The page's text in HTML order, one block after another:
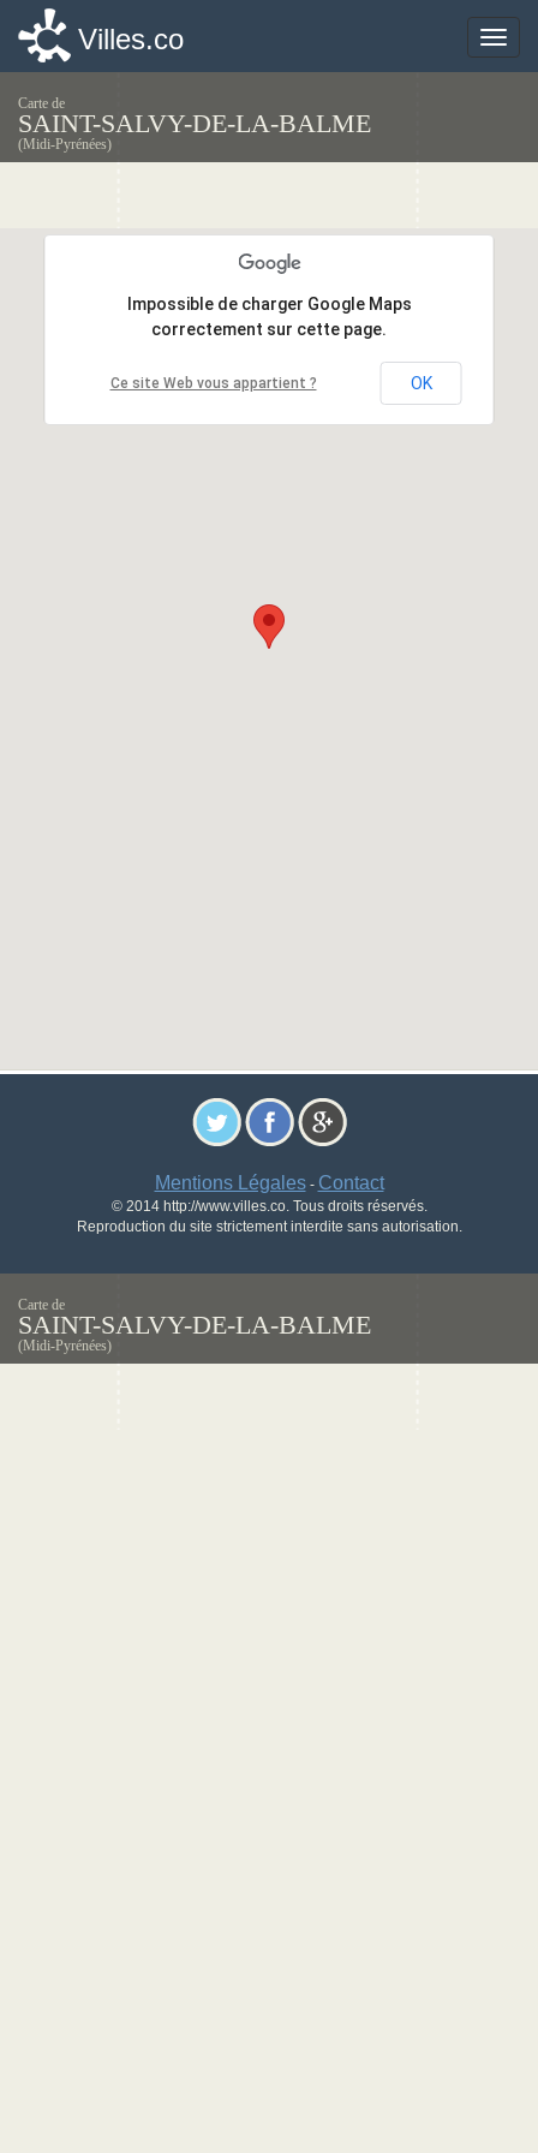
Toggle
Villes.co
Carte de
SAINT-SALVY-DE-LA-BALME
(Midi-Pyrénées)
Impossible de charger Google Maps
correctement sur cette page.
Ce site Web vous appartient ? OK
Impossible de charger Google Maps
correctement sur cette page.
Ce site Web vous appartient ? OK
Mentions Légales- Contact
© 2014 http://www.villes.co. Tous droits réservés.
Reproduction du site strictement interdite sans autorisation.
Toggle
Villes.co
Carte de
SAINT-SALVY-DE-LA-BALME
(Midi-Pyrénées)